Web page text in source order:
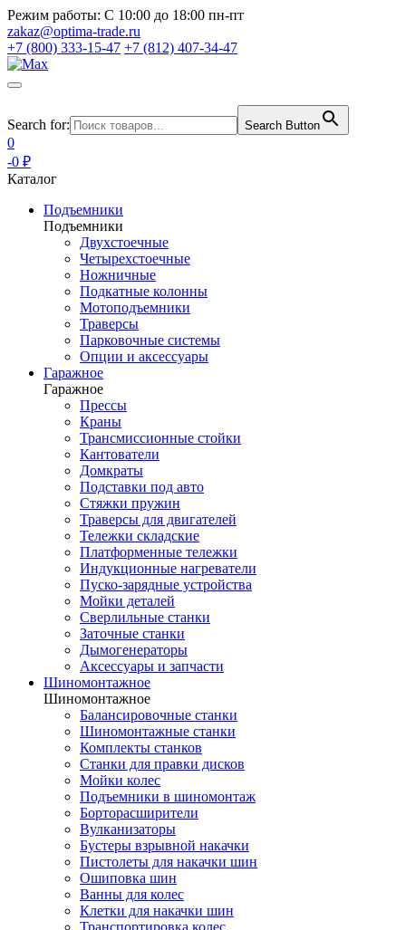
Режим работы: С 10:00 до 18:00 пн-пт
zakaz@optima-trade.ru
+7 (800) 333-15-47 +7 (812) 407-34-47
Search for: Search Button
0
-0 ₽
Каталог
Подъемники
Подъемники
Двухстоечные
Четырехстоечные
Ножничные
Подкатные колонны
Мотоподъемники
Траверсы
Парковочные системы
Опции и аксессуары
Гаражное
Гаражное
Прессы
Краны
Трансмиссионные стойки
Кантователи
Домкраты
Подставки под авто
Стяжки пружин
Траверсы для двигателей
Тележки складские
Платформенные тележки
Индукционные нагреватели
Пуско-зарядные устройства
Мойки деталей
Сверлильные станки
Заточные станки
Дымогенераторы
Аксессуары и запчасти
Шиномонтажное
Шиномонтажное
Балансировочные станки
Шиномонтажные станки
Комплекты станков
Станки для правки дисков
Мойки колес
Подъемники в шиномонтаж
Борторасширители
Вулканизаторы
Бустеры взрывной накачки
Пистолеты для накачки шин
Ошиповка шин
Ванны для колес
Клетки для накачки шин
Транспортировка колес